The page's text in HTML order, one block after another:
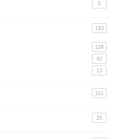
5
193
128
42
13
101
25